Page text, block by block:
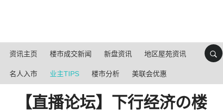
资讯主页 楼市成交新闻 新盘资讯 地区屋苑资讯
名人入市 业主TIPS 楼市分析 美联会优惠
【直播论坛】下行经济の楼